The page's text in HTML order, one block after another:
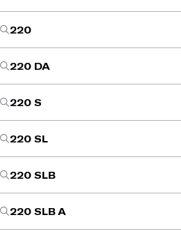
220
220 DA
220 S
220 SL
220 SLB
220 SLB A